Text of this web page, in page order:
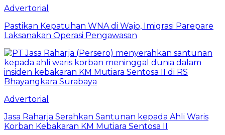
Advertorial
Pastikan Kepatuhan WNA di Wajo, Imigrasi Parepare
Laksanakan Operasi Pengawasan
Advertorial
Jasa Raharja Serahkan Santunan kepada Ahli Waris
Korban Kebakaran KM Mutiara Sentosa II